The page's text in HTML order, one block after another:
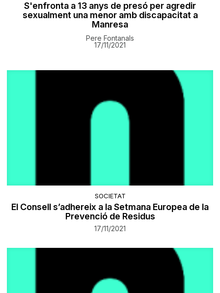
S'enfronta a 13 anys de presó per agredir
sexualment una menor amb discapacitat a
Manresa
Pere Fontanals
17/11/2021
SOCIETAT
El Consell s’adhereix a la Setmana Europea de la
Prevenció de Residus
17/11/2021